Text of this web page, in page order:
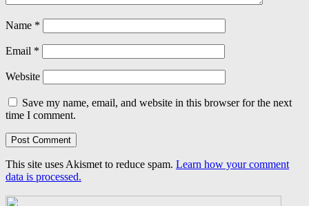
Name *
Email *
Website
Save my name, email, and website in this browser for the next
time I comment.
This site uses Akismet to reduce spam. Learn how your comment
data is processed.